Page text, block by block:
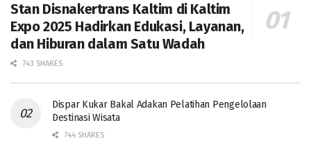
Stan Disnakertrans Kaltim di Kaltim
Expo 2025 Hadirkan Edukasi, Layanan,
dan Hiburan dalam Satu Wadah
743 SHARES
Dispar Kukar Bakal Adakan Pelatihan Pengelolaan
Destinasi Wisata
744 SHARES